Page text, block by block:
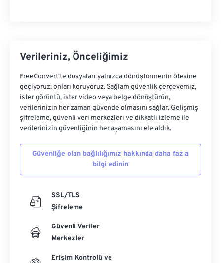
Verileriniz, Önceliğimiz
FreeConvert'te dosyaları yalnızca dönüştürmenin ötesine
geçiyoruz; onları koruyoruz. Sağlam güvenlik çerçevemiz,
ister görüntü, ister video veya belge dönüştürün,
verilerinizin her zaman güvende olmasını sağlar. Gelişmiş
şifreleme, güvenli veri merkezleri ve dikkatli izleme ile
verilerinizin güvenliğinin her aşamasını ele aldık.
Güvenliğe olan bağlılığımız hakkında daha fazla
bilgi edinin
SSL/TLS
Şifreleme
Güvenli Veriler
Merkezler
Erişim Kontrolü ve